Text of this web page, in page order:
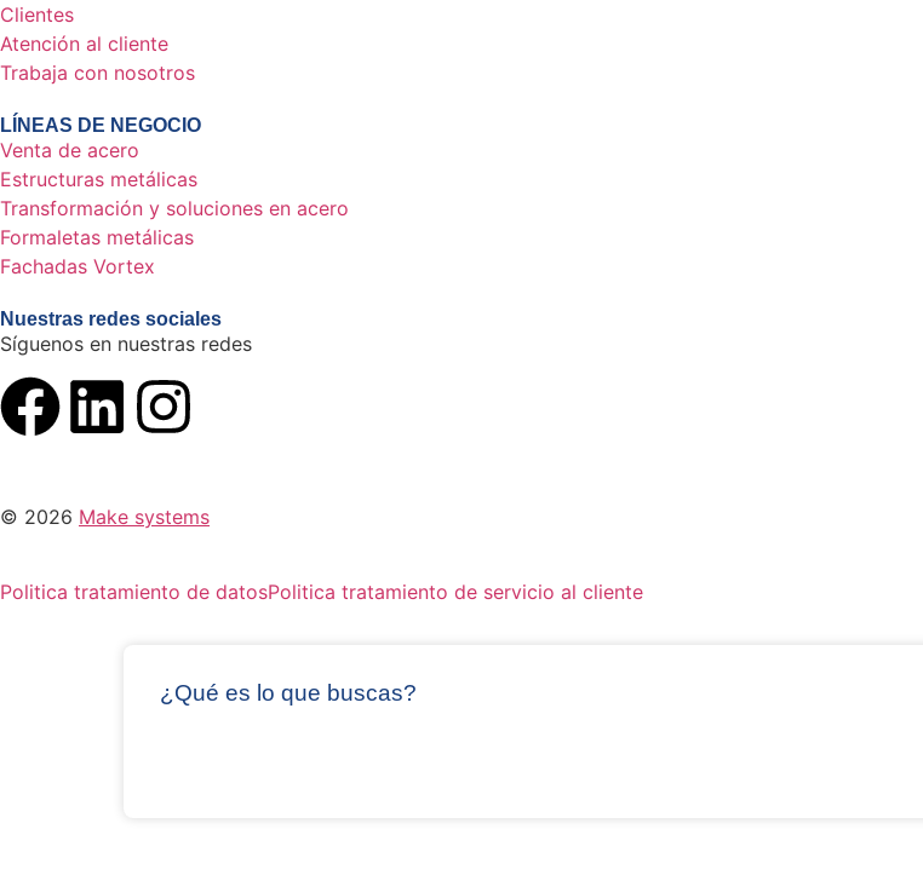
Clientes
Atención al cliente
Trabaja con nosotros
LÍNEAS DE NEGOCIO
Venta de acero
Estructuras metálicas
Transformación y soluciones en acero
Formaletas metálicas
Fachadas Vortex
Nuestras redes sociales
Síguenos en nuestras redes
© 2026 Make systems
Politica tratamiento de datosPolitica tratamiento de servicio al cliente
¿Qué es lo que buscas?